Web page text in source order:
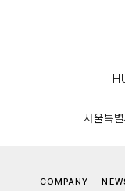
서울특
COMPANY